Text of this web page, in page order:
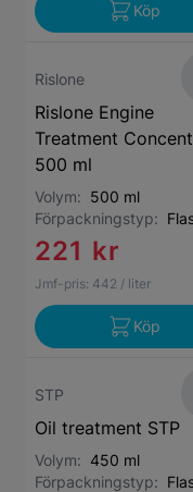
Köp
Rislone
Rislone Engine
Treatment
500 ml
Volym: 500 ml
Förpackningstyp:
221 kr
Jmf-pris: 442 / liter
Köp
STP
Oil treatment STP
Volym: 450 ml
Förpackningstyp: